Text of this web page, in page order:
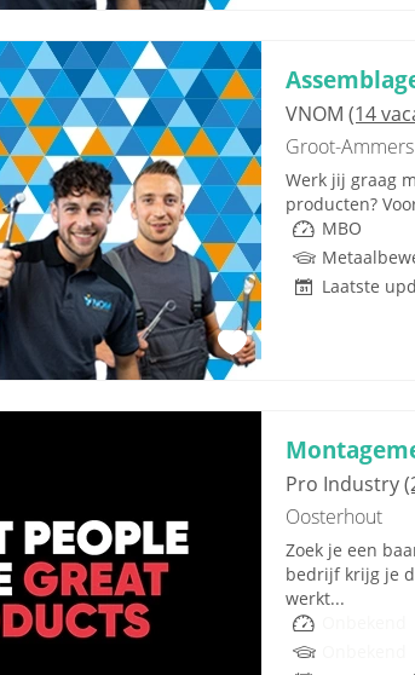
VNOM (14
Groot-Ammers
Werk jij graag
producten?
MBO
Laatste
Pro Industry
Oosterhout
Zoek je een
bedrijf krijg je
werkt...